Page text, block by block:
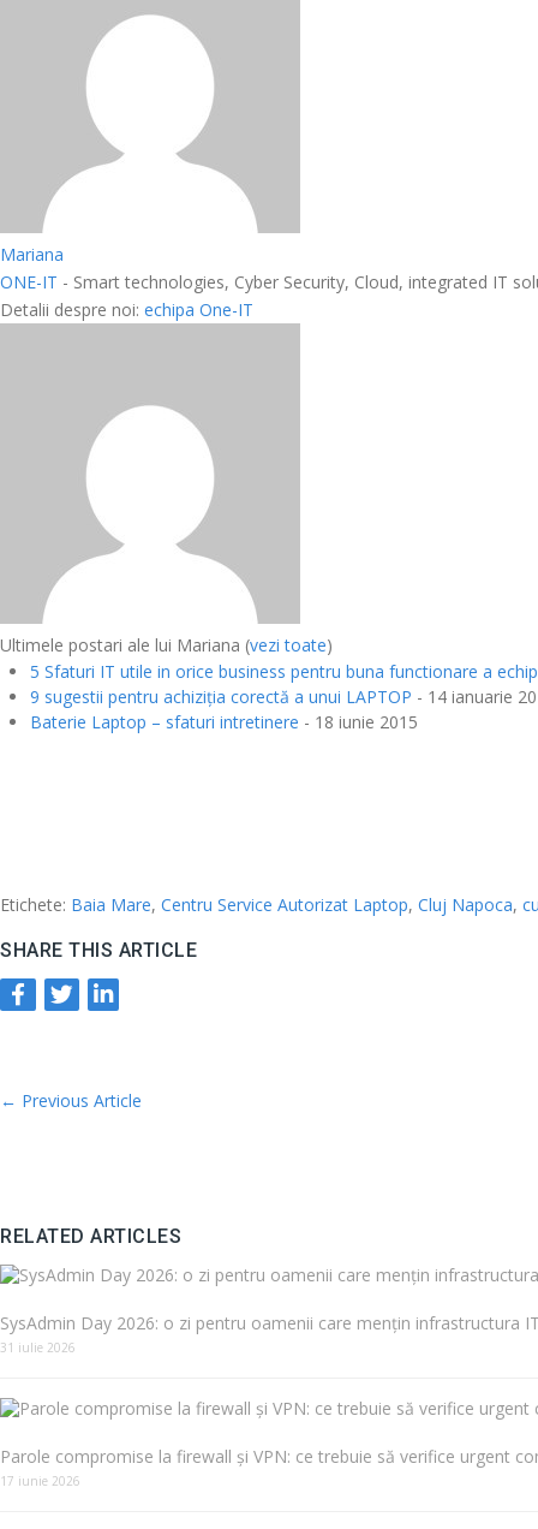
Mariana
ONE-IT - Smart technologies, Cyber Security, Cloud, integrated IT
Detalii despre noi: echipa One-IT
Ultimele postari ale lui Mariana (vezi toate)
5 Sfaturi IT utile in orice business pentru buna functionare a
9 sugestii pentru achiziția corectă a unui LAPTOP - 14 ianuarie
Baterie Laptop – sfaturi intretinere - 18 iunie 2015
Etichete: Baia Mare, Centru Service Autorizat Laptop, Cluj Napoca,
SHARE THIS ARTICLE
← Previous Article
RELATED ARTICLES
SysAdmin Day 2026: o zi pentru oamenii care mențin infrastructura
31 iulie 2026
Parole compromise la firewall și VPN: ce trebuie să verifice urgent
17 iunie 2026